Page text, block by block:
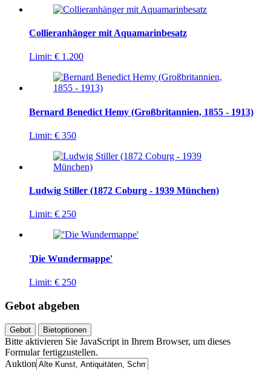
Collieranhänger mit Aquamarinbesatz
Limit: € 1.200
Bernard Benedict Hemy (Großbritannien, 1855 - 1913)
Limit: € 350
Ludwig Stiller (1872 Coburg - 1939 München)
Limit: € 250
'Die Wundermappe'
Limit: € 250
Gebot abgeben
Gebot Bietoptionen
Bitte aktivieren Sie JavaScript in Ihrem Browser, um dieses
Formular fertigzustellen.
Auktion